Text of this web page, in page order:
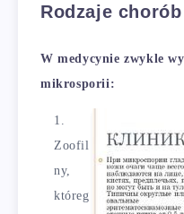
Rodzaje chorób
W medycynie zwykle
mikrosporii:
Zoofil
ny,
któreg